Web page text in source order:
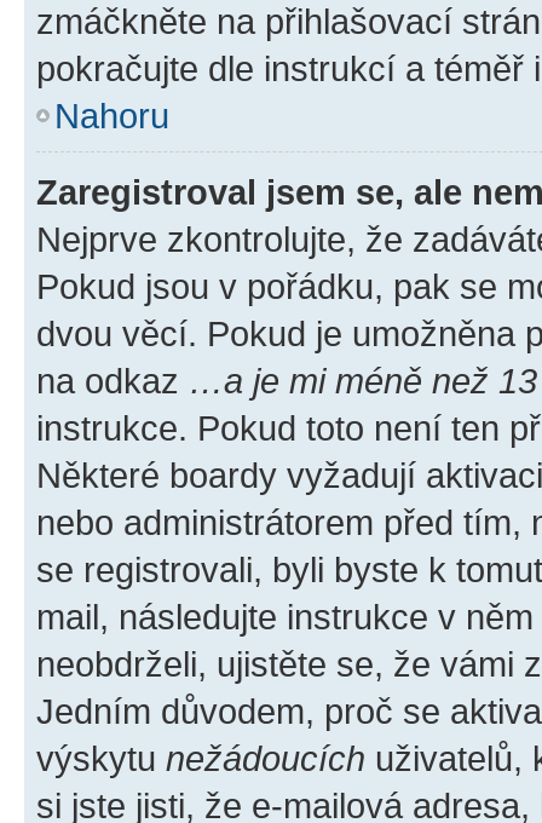
zmáčkněte na přihlašovací
pokračujte dle instrukcí a téměř
Nahoru
Zaregistroval jsem se, ale
Nejprve zkontrolujte, že
Pokud jsou v pořádku, pak se
dvou věcí. Pokud je umožněna
na odkaz …a je mi méně než
instrukce. Pokud toto není ten
Některé boardy vyžadují
nebo administrátorem před tím,
se registrovali, byli byste k
mail, následujte instrukce v
neobdrželi, ujistěte se, že vámi
Jedním důvodem, proč se
výskytu nežádoucích uživatelů,
si jste jisti, že e-mailová